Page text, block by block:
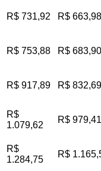
R$ 731,92 R$ 663,98
R$ 753,88 R$ 683,90
R$ 917,89 R$ 832,69
R$
1.079,62
R$ 979,41
R$
1.284,75
R$